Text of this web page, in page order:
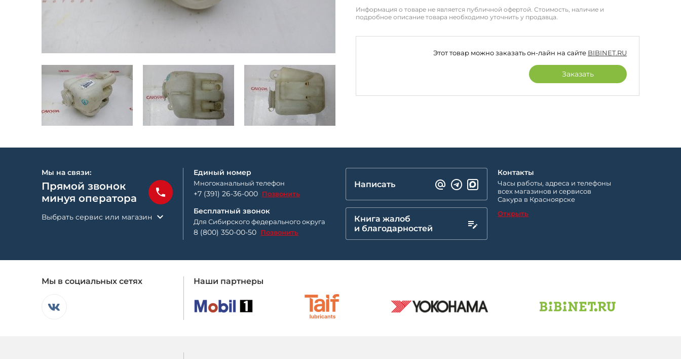
Информация о товаре не является публичной офертой. Стоимость, наличие и
подробное описание товара необходимо уточнить у продавца.
Этот товар можно заказать он-лайн на сайте BIBINET.RU
Заказать
Мы на связи:
Прямой звонок
минуя оператора
Выбрать сервис или магазин
Единый номер
Многоканальный телефон
+7 (391) 26-36-000 Позвонить
Бесплатный звонок
Для Сибирского федерального округа
8 (800) 350-00-50 Позвонить
Написать
Книга жалоб
и благодарностей
Контакты
Часы работы, адреса и телефоны
всех магазинов и сервисов
Сакура в Красноярске
Открыть
Мы в социальных сетях Наши партнеры